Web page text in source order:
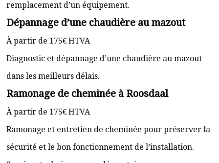
remplacement d’un équipement.
Dépannage d’une chaudière au mazout
À partir de 175€ HTVA
Diagnostic et dépannage d’une chaudière au mazout
dans les meilleurs délais.
Ramonage de cheminée à Roosdaal
À partir de 175€ HTVA
Ramonage et entretien de cheminée pour préserver la
sécurité et le bon fonctionnement de l’installation.